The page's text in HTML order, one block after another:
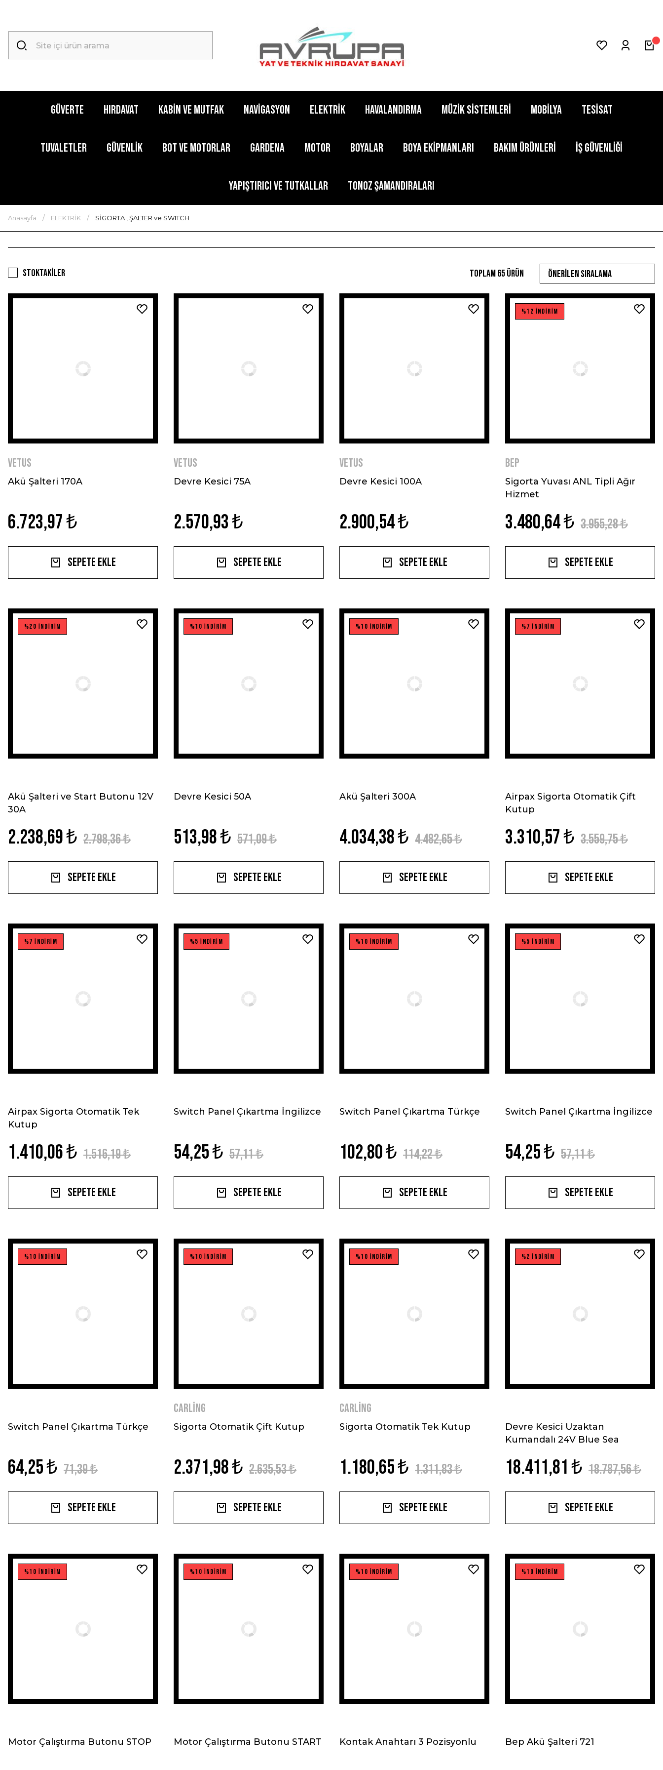
GÜVERTE HIRDAVAT KABİN ve MUTFAK NAVİGASYON ELEKTRİK HAVALANDIRMA MÜZİK SİSTEMLERİ MOBİLYA TESİSAT
TUVALETLER GÜVENLİK BOT ve MOTORLAR GARDENA MOTOR BOYALAR BOYA EKİPMANLARI BAKIM ÜRÜNLERİ İŞ GÜVENLİĞİ
YAPIŞTIRICI ve TUTKALLAR TONOZ ŞAMANDIRALARI
Anasayfa ELEKTRİK SİGORTA , ŞALTER ve SWITCH
Stoktakiler Toplam 65 ürün
VETUS
Akü Şalteri 170A
6.723,97 ₺
Sepete Ekle
VETUS
Devre Kesici 75A
2.570,93 ₺
Sepete Ekle
VETUS
Devre Kesici 100A
2.900,54 ₺
Sepete Ekle
%12 İNDİRİM
BEP
Sigorta Yuvası ANL Tipli Ağır
Hizmet
3.480,64 ₺ 3.955,28 ₺
Sepete Ekle
%20 İNDİRİM
Akü Şalteri ve Start Butonu 12V
30A
2.238,69 ₺ 2.798,36 ₺
Sepete Ekle
%10 İNDİRİM
Devre Kesici 50A
513,98 ₺ 571,09 ₺
Sepete Ekle
%10 İNDİRİM
Akü Şalteri 300A
4.034,38 ₺ 4.482,65 ₺
Sepete Ekle
%7 İNDİRİM
Airpax Sigorta Otomatik Çift
Kutup
3.310,57 ₺ 3.559,75 ₺
Sepete Ekle
%7 İNDİRİM
Airpax Sigorta Otomatik Tek
Kutup
1.410,06 ₺ 1.516,19 ₺
Sepete Ekle
%5 İNDİRİM
Switch Panel Çıkartma İngilizce
54,25 ₺ 57,11 ₺
Sepete Ekle
%10 İNDİRİM
Switch Panel Çıkartma Türkçe
102,80 ₺ 114,22 ₺
Sepete Ekle
%5 İNDİRİM
Switch Panel Çıkartma İngilizce
54,25 ₺ 57,11 ₺
Sepete Ekle
%10 İNDİRİM
Switch Panel Çıkartma Türkçe
64,25 ₺ 71,39 ₺
Sepete Ekle
%10 İNDİRİM
Carling
Sigorta Otomatik Çift Kutup
2.371,98 ₺ 2.635,53 ₺
Sepete Ekle
%10 İNDİRİM
Carling
Sigorta Otomatik Tek Kutup
1.180,65 ₺ 1.311,83 ₺
Sepete Ekle
%2 İNDİRİM
Devre Kesici Uzaktan
Kumandalı 24V Blue Sea
18.411,81 ₺ 18.787,56 ₺
Sepete Ekle
%10 İNDİRİM
Motor Çalıştırma Butonu STOP
%10 İNDİRİM
Motor Çalıştırma Butonu START
%10 İNDİRİM
Kontak Anahtarı 3 Pozisyonlu
%10 İNDİRİM
Bep Akü Şalteri 721